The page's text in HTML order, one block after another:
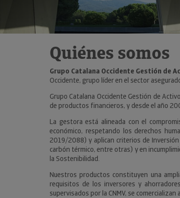
Quiénes somos
Grupo Catalana Occidente Gestión de
Occidente, grupo líder en el sector
Grupo Catalana Occidente Gestión de
de productos financieros, y desde el año
La gestora está alineada con el
económico, respetando los derechos
2019/2088) y aplican criterios de
carbón térmico, entre otras) y en
la Sostenibilidad.
Nuestros productos constituyen una
requisitos de los inversores y
supervisados por la CNMV, se